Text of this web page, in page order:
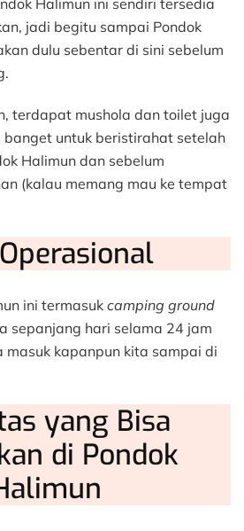
jadi begitu sampai Pondok
dulu sebentar di sini sebelum
terdapat mushola dan toilet juga
banget untuk beristirahat setelah
Halimun dan sebelum
(kalau memang mau ke tempat
ini termasuk camping ground
sepanjang hari selama 24 jam
masuk kapanpun kita sampai di
yang Bisa
di Pondok